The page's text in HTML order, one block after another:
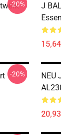
-20%
J
-20%
NEU